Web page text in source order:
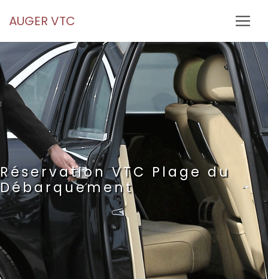
AUGER VTC
Réservation VTC Plage du
Débarquement